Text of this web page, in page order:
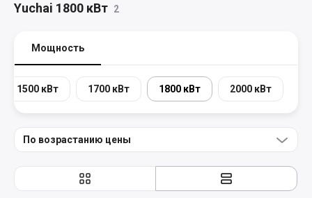
Yuchai 1800 кВт 2
Мощность
1500 кВт 1700 кВт 1800 кВт 2000 кВт
По возрастанию цены